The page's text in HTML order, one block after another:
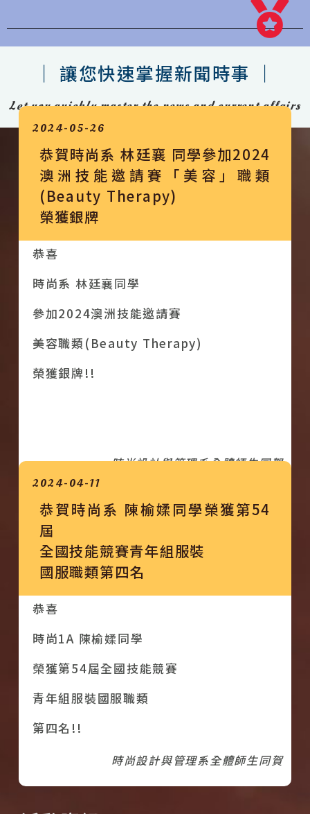
｜ 讓您快速掌握新聞時事 ｜
Let you quickly master the news and current affairs
2024-05-26
恭賀時尚系 林廷襄 同學參加2024
澳洲技能邀請賽「美容」職類
(Beauty Therapy)
榮獲銀牌
恭喜
時尚系 林廷襄同學
參加2024澳洲技能邀請賽
美容職類(Beauty Therapy)
榮獲銀牌!!
時尚設計與管理系全體師生同賀
2024-04-11
恭賀時尚系 陳榆媃同學榮獲第54
屆
全國技能競賽青年組服裝
國服職類第四名
恭喜
時尚1A 陳榆媃同學
榮獲第54屆全國技能競賽
青年組服裝國服職類
第四名!!
時尚設計與管理系全體師生同賀